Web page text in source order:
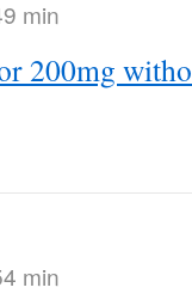
min
200mg
min